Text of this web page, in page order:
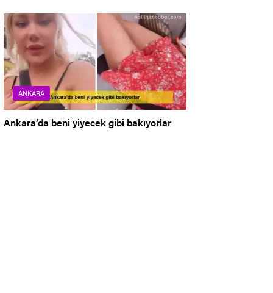
ANKARA
Ankara’da beni yiyecek gibi bakıyorlar